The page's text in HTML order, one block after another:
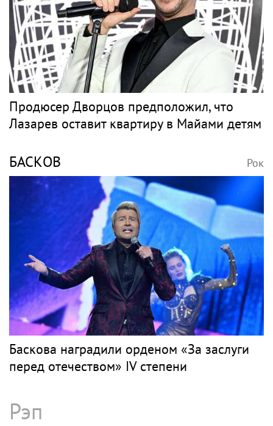
Продюсер Дворцов предположил, что
Лазарев оставит квартиру в Майами детям
БАСКОВ Рок
Баскова наградили орденом «За заслуги
перед отечеством» IV степени
Рэп